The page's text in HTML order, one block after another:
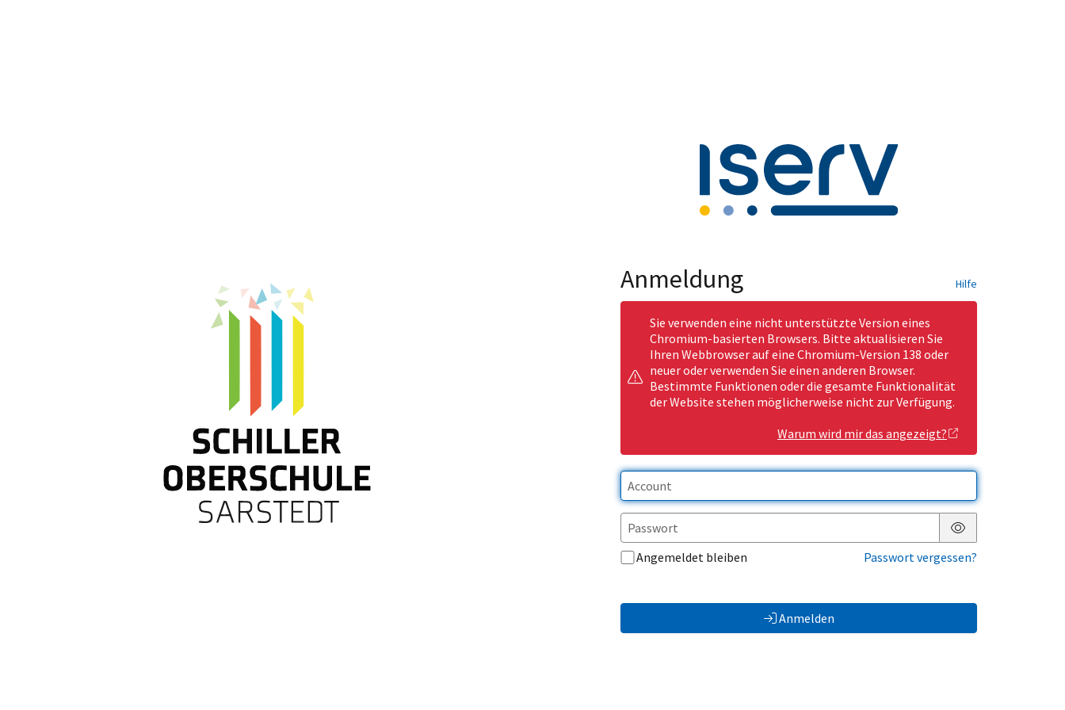
Anmeldung Hilfe
Sie verwenden eine nicht unterstützte Version eines
Chromium-basierten Browsers. Bitte aktualisieren Sie
Ihren Webbrowser auf eine Chromium-Version 138 oder
neuer oder verwenden Sie einen anderen Browser.
Bestimmte Funktionen oder die gesamte Funktionalität
der Website stehen möglicherweise nicht zur Verfügung.
Warum wird mir das angezeigt?
Passwort anzeigen
Angemeldet bleiben
Passwort vergessen?
Anmelden